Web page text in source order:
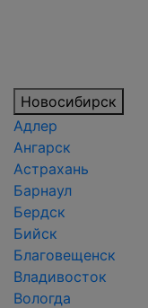
Новосибирск
Адлер
Ангарск
Астрахань
Барнаул
Бердск
Бийск
Благовещенск
Владивосток
Вологда